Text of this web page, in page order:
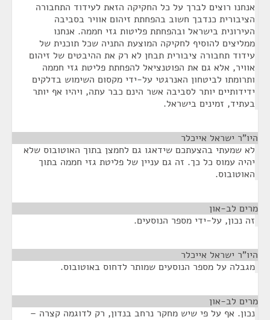
אנחנו רוצים לברך על כל החקיקה הזאת לעידוד התחבורה
הציבורית כנדבך חשוב בהפחתת זיהום אוויר בסביבה
העירונית בישראל ובהפחתת פליטות גזי חממה. אנחנו
ממליצים להוסיף לחקיקה המוצעת התניה שכל תוכנית של
עידוד תחבורה ציבורית תבחן לא רק את ההיבטים של זיהום
אוויר, אלא גם את הפוטנציאל להפחתת פליטת גזי חממה
ותרומתו לביטחון האנרגטי על-ידי מקסום השימוש בדלקים
ידידותיים יותר לסביבה אשר הינם כבר עתה, ויהיו אף יותר
בעתיד, זמינים בישראל.
היו"ר ישראל אייכלר
לא שמעתי בהצעתכם שידאגו גם לחמצן בתוך האוטובוס שלא
יהיה עמוס כל כך. זה גם עניין של פליטת גזי חממה בתוך
האוטובוס.
מרים לב-און
זה נכון, על-ידי מספר הנוסעים.
היו"ר ישראל אייכלר
מגבלה על מספר הנוסעים שמותר לדחוס באוטובוס.
מרים לב-און
נכון. אף על פי שיש מחקר נרחב בנדון, רק לדוגמה קצרה –